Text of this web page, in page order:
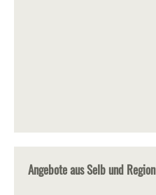
Angebote aus Selb und Region